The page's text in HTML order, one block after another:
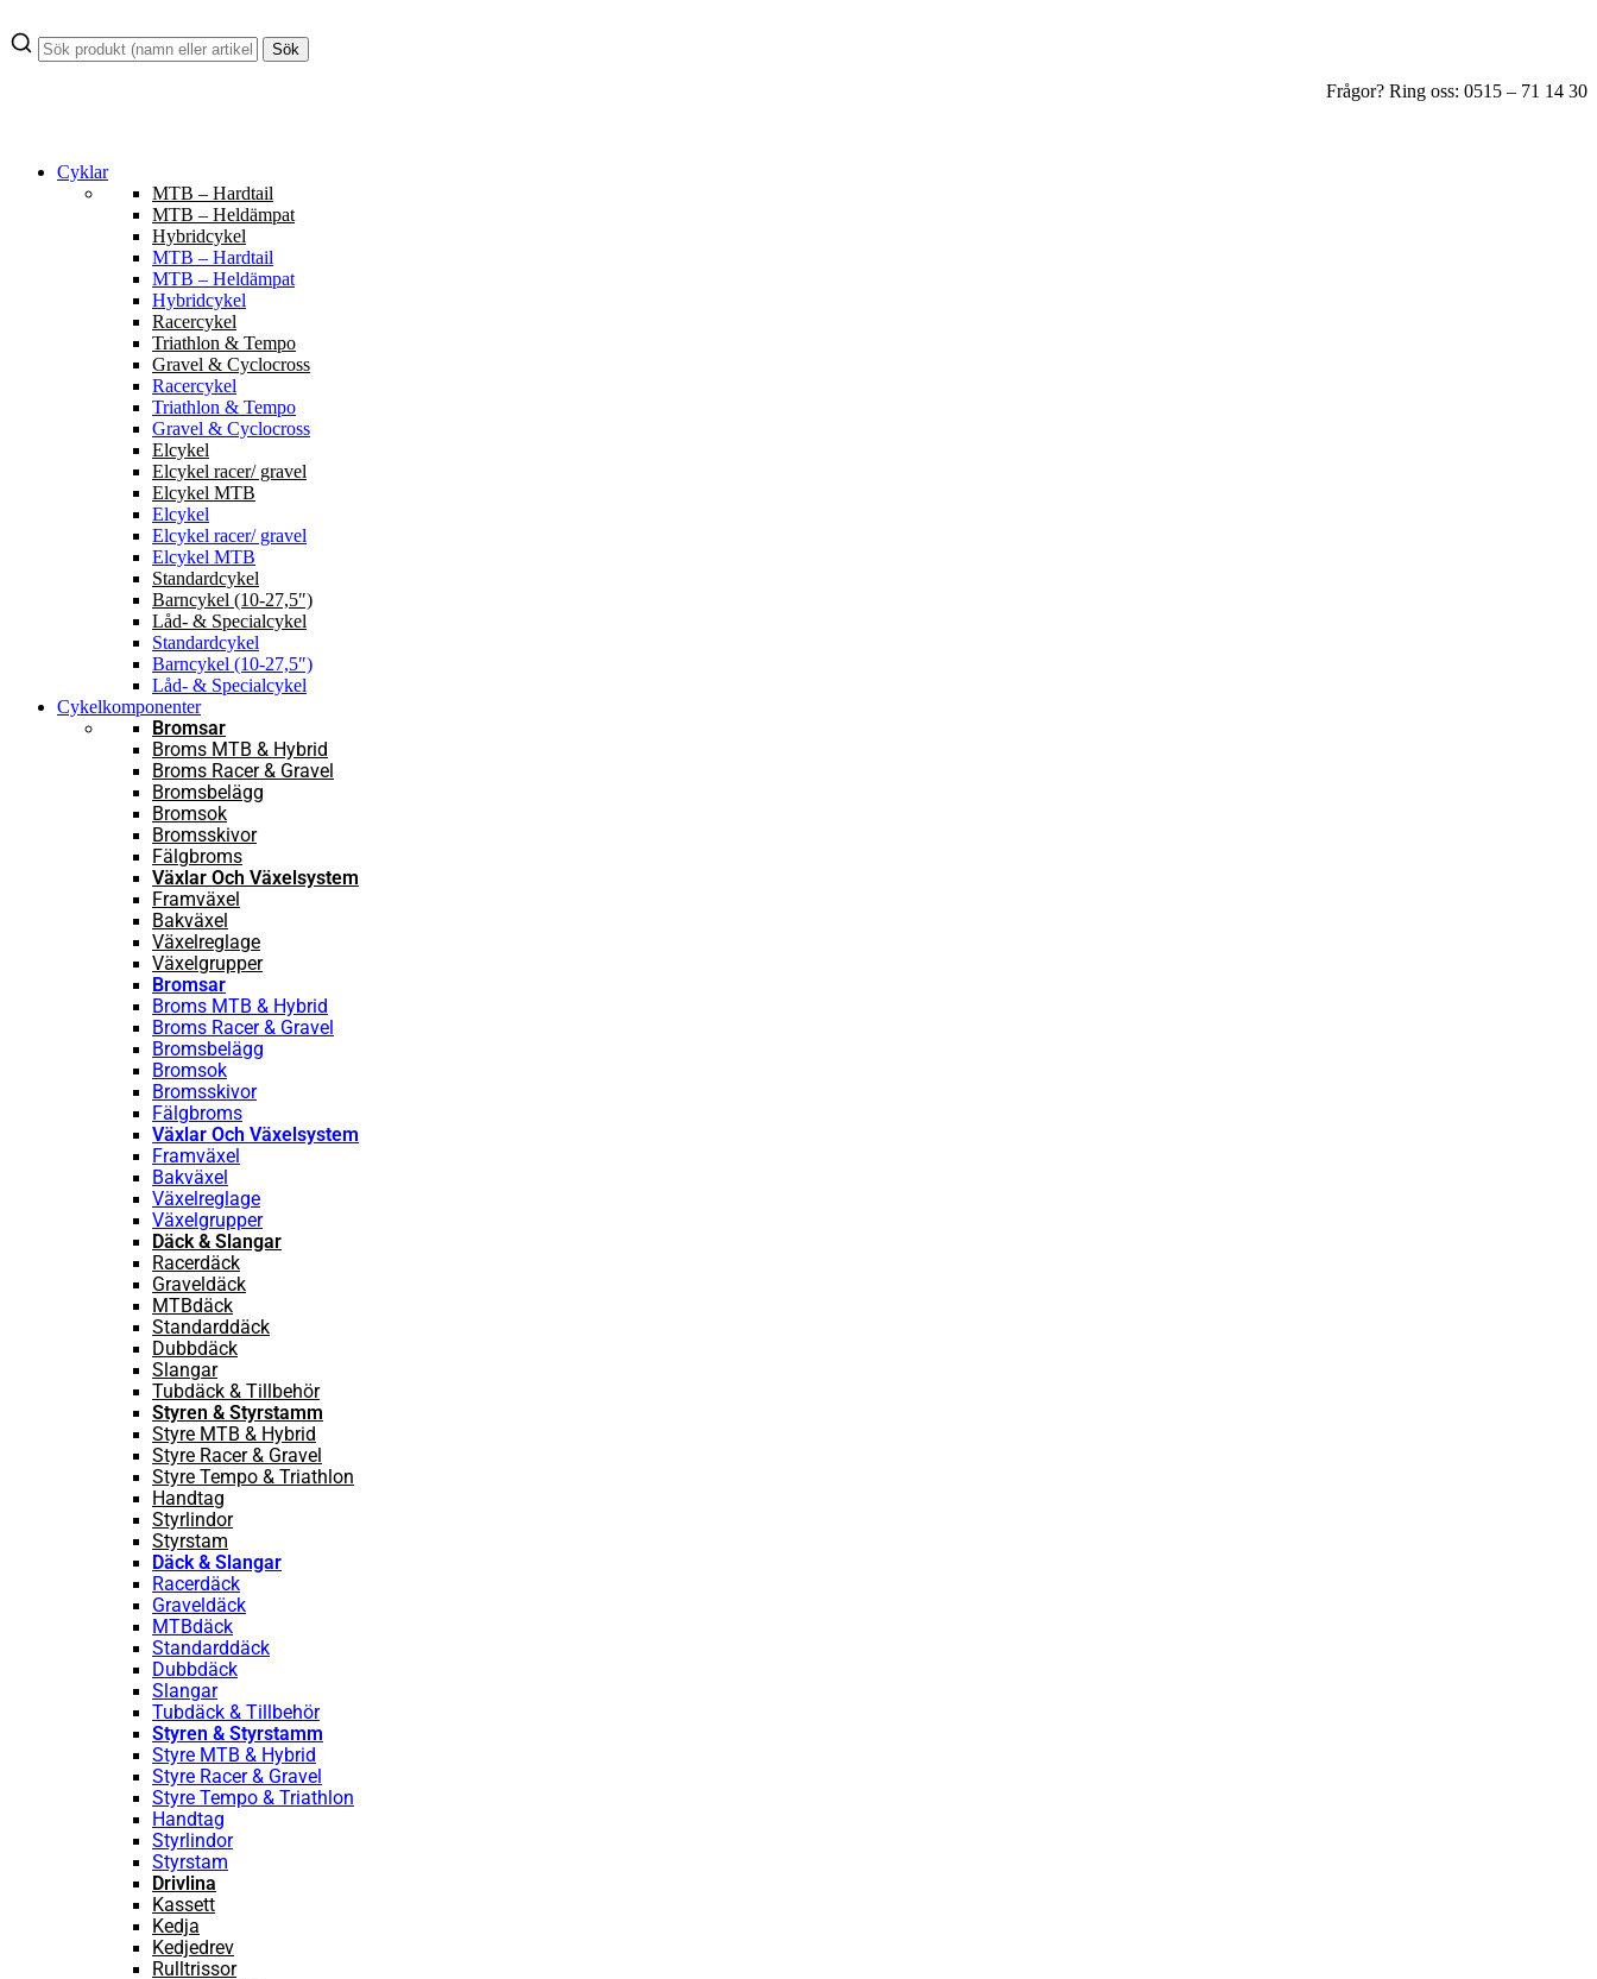
till
innehåll
Sök
Frågor? Ring oss: 0515 – 71 14 30
Cyklar
MTB – Hardtail
MTB – Heldämpat
Hybridcykel
MTB – Hardtail
MTB – Heldämpat
Hybridcykel
Racercykel
Triathlon & Tempo
Gravel & Cyclocross
Racercykel
Triathlon & Tempo
Gravel & Cyclocross
Elcykel
Elcykel racer/ gravel
Elcykel MTB
Elcykel
Elcykel racer/ gravel
Elcykel MTB
Standardcykel
Barncykel (10-27,5″)
Låd- & Specialcykel
Standardcykel
Barncykel (10-27,5″)
Låd- & Specialcykel
Cykelkomponenter
Bromsar
Broms MTB & Hybrid
Broms Racer & Gravel
Bromsbelägg
Bromsok
Bromsskivor
Fälgbroms
Växlar Och Växelsystem
Framväxel
Bakväxel
Växelreglage
Växelgrupper
Bromsar
Broms MTB & Hybrid
Broms Racer & Gravel
Bromsbelägg
Bromsok
Bromsskivor
Fälgbroms
Växlar Och Växelsystem
Framväxel
Bakväxel
Växelreglage
Växelgrupper
Däck & Slangar
Racerdäck
Graveldäck
MTBdäck
Standarddäck
Dubbdäck
Slangar
Tubdäck & Tillbehör
Styren & Styrstamm
Styre MTB & Hybrid
Styre Racer & Gravel
Styre Tempo & Triathlon
Handtag
Styrlindor
Styrstam
Däck & Slangar
Racerdäck
Graveldäck
MTBdäck
Standarddäck
Dubbdäck
Slangar
Tubdäck & Tillbehör
Styren & Styrstamm
Styre MTB & Hybrid
Styre Racer & Gravel
Styre Tempo & Triathlon
Handtag
Styrlindor
Styrstam
Drivlina
Kassett
Kedja
Kedjedrev
Rulltrissor